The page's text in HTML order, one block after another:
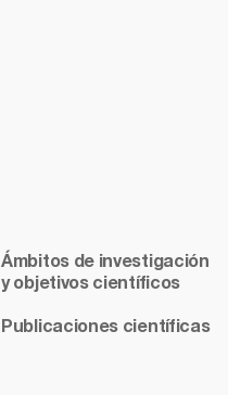
Ámbitos de investigación
y objetivos científicos
Publicaciones científicas